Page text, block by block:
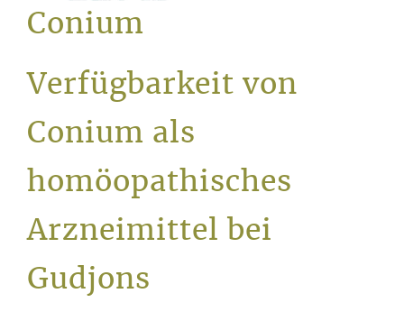
Conium
Verfügbarkeit von
Conium als
homöopathisches
Arzneimittel bei
Gudjons